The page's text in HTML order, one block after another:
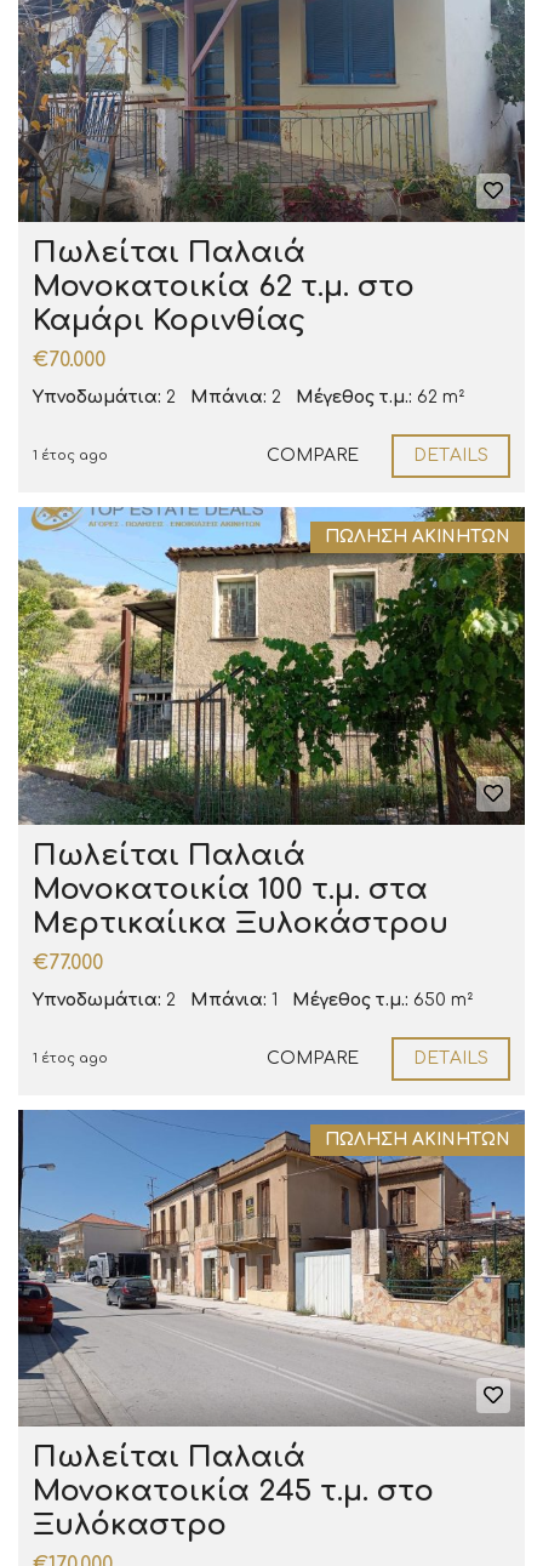
Πωλείται Παλαιά
Μονοκατοικία 62 τ.μ. στο
Καμάρι Κορινθίας
€70.000
Υπνοδωμάτια: 2 Μπάνια: 2 Μέγεθος τ.μ.: 62 m²
1 έτος ago COMPARE DETAILS
ΠΏΛΗΣΗ ΑΚΙΝΉΤΩΝ
Πωλείται Παλαιά
Μονοκατοικία 100 τ.μ. στα
Μερτικαίικα Ξυλοκάστρου
€77.000
Υπνοδωμάτια: 2 Μπάνια: 1 Μέγεθος τ.μ.: 650 m²
1 έτος ago COMPARE DETAILS
ΠΏΛΗΣΗ ΑΚΙΝΉΤΩΝ
Πωλείται Παλαιά
Μονοκατοικία 245 τ.μ. στο
Ξυλόκαστρο